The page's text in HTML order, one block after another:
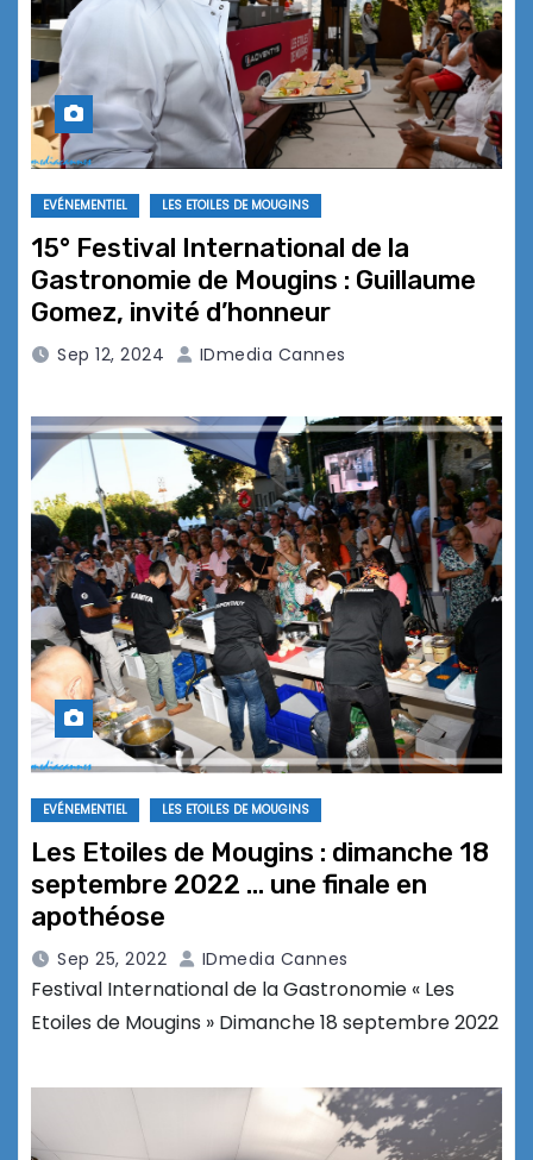
EVÉNEMENTIEL LES ETOILES DE MOUGINS
15° Festival International de la
Gastronomie de Mougins : Guillaume
Gomez, invité d’honneur
Sep 12, 2024 IDmedia Cannes
EVÉNEMENTIEL LES ETOILES DE MOUGINS
Les Etoiles de Mougins : dimanche 18
septembre 2022 … une finale en
apothéose
Sep 25, 2022 IDmedia Cannes
Festival International de la Gastronomie « Les
Etoiles de Mougins » Dimanche 18 septembre 2022